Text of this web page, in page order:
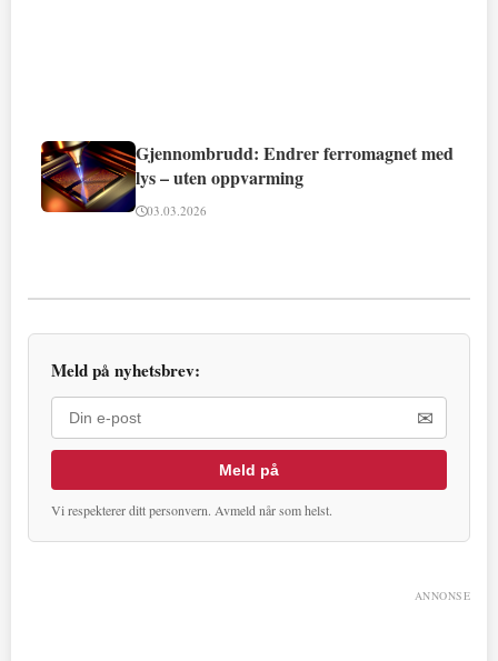
Gjennombrudd: Endrer ferromagnet med
lys – uten oppvarming
03.03.2026
Meld på nyhetsbrev:
✉
Meld på
Vi respekterer ditt personvern. Avmeld når som helst.
ANNONSE